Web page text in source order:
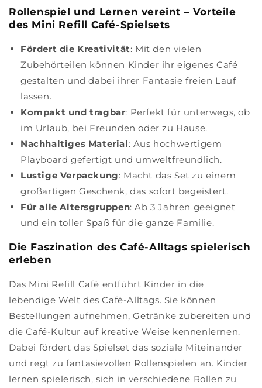
Rollenspiel und Lernen vereint – Vorteile
des Mini Refill Café-Spielsets
Fördert die Kreativität: Mit den vielen
Zubehörteilen können Kinder ihr eigenes Café
gestalten und dabei ihrer Fantasie freien Lauf
lassen.
Kompakt und tragbar: Perfekt für unterwegs, ob
im Urlaub, bei Freunden oder zu Hause.
Nachhaltiges Material: Aus hochwertigem
Playboard gefertigt und umweltfreundlich.
Lustige Verpackung: Macht das Set zu einem
großartigen Geschenk, das sofort begeistert.
Für alle Altersgruppen: Ab 3 Jahren geeignet
und ein toller Spaß für die ganze Familie.
Die Faszination des Café-Alltags spielerisch
erleben
Das Mini Refill Café entführt Kinder in die
lebendige Welt des Café-Alltags. Sie können
Bestellungen aufnehmen, Getränke zubereiten und
die Café-Kultur auf kreative Weise kennenlernen.
Dabei fördert das Spielset das soziale Miteinander
und regt zu fantasievollen Rollenspielen an. Kinder
lernen spielerisch, sich in verschiedene Rollen zu